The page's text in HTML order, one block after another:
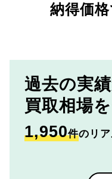
納得価
過去の実
買取相場
1,950件のリ